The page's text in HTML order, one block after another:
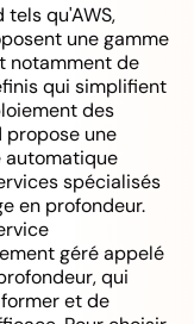
qu'AWS,
une gamme
notamment de
qui simplifient
des
propose une
automatique
spécialisés
en profondeur.
géré appelé
qui
et de